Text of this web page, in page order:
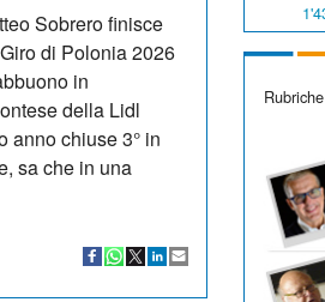
Sobrero finisce
di Polonia 2026
in
della Lidl
anno chiuse 3° in
sa che in una
Rubriche